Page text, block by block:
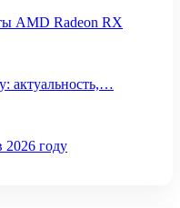
AMD Radeon RX
актуальность,…
году